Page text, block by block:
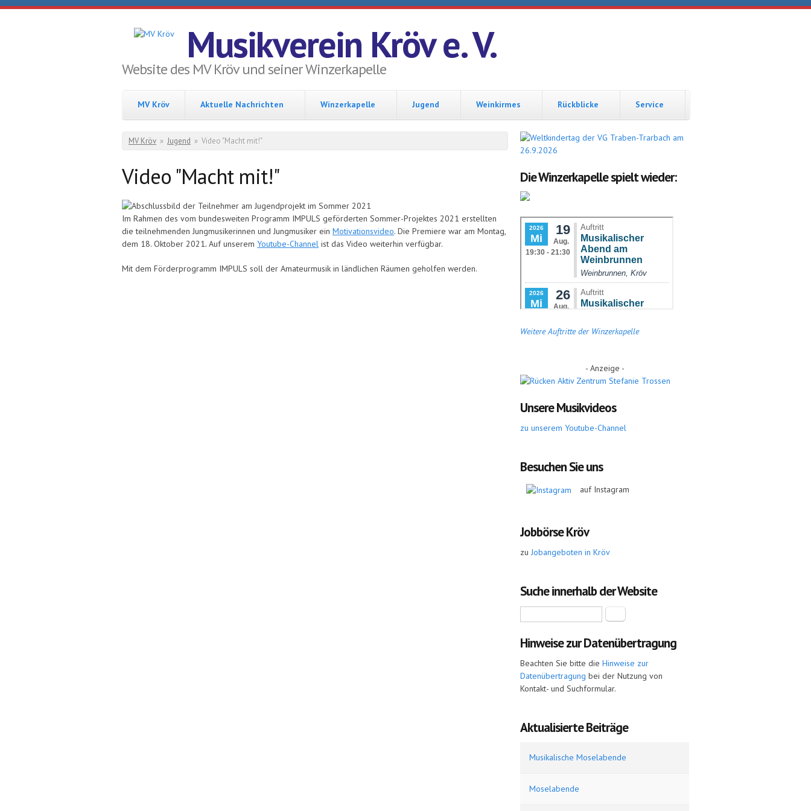
Direkt zum Inhalt
Musikverein Kröv e. V.
Website des MV Kröv und seiner Winzerkapelle
MV Kröv Aktuelle Nachrichten Winzerkapelle Jugend Weinkirmes Rückblicke Service
Sie sind hier
MV Kröv » Jugend » Video "Macht mit!"
Video "Macht mit!"
Im Rahmen des vom bundesweiten Programm IMPULS geförderten Sommer-Projektes 2021 erstellten
die teilnehmenden Jungmusikerinnen und Jungmusiker ein Motivationsvideo. Die Premiere war am Montag,
dem 18. Oktober 2021. Auf unserem Youtube-Channel ist das Video weiterhin verfügbar.
Mit dem Förderprogramm IMPULS soll der Amateurmusik in ländlichen Räumen geholfen werden.
Die Winzerkapelle spielt wieder:
Weitere Auftritte der Winzerkapelle
- Anzeige -
Unsere Musikvideos
zu unserem Youtube-Channel
Besuchen Sie uns
auf Instagram
Jobbörse Kröv
zu Jobangeboten in Kröv
Suche innerhalb der Website
Suche
Hinweise zur Datenübertragung
Beachten Sie bitte die Hinweise zur
Datenübertragung bei der Nutzung von
Kontakt- und Suchformular.
Aktualisierte Beiträge
Musikalische Moselabende
Moselabende